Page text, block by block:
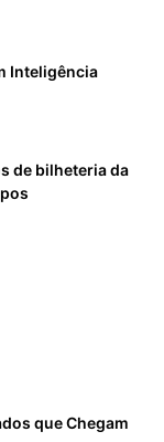
Inteligência
de bilheteria da
que Chegam